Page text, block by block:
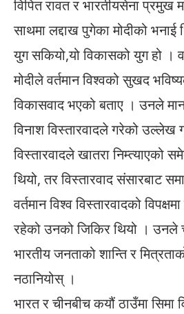
विपित रावत र भारतीयसेना
साथमा लद्दाख पुगेका मोदीको भनाई
युग सकियो,यो विकासको युग हो ।
मोदीले वर्तमान विश्वको सुखद
विकासवाद भएको बताए । उनले
विनाश विस्तारवादले गरेको उल्लेख
विस्तारवादले खातरा
थियो, तर विस्तारवाद संसारबाट
वर्तमान विश्व विस्तारवादको
रहेको उनको जिकिर थियो । उनले
भारतीय जनताको शान्ति र
नठानियोस् ।
भारत र चीनबीच कयौं ठाउँमा